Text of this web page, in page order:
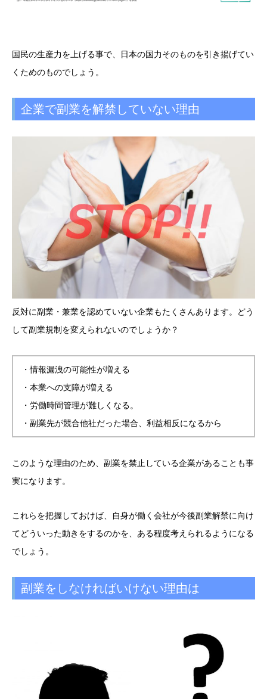
国民の生産力を上げる事で、日本の国力そのものを引き揚げてい
くためのものでしょう。
企業で副業を解禁していない理由
反対に副業・兼業を認めていない企業もたくさんあります。どう
して副業規制を変えられないのでしょうか？
・情報漏洩の可能性が増える
・本業への支障が増える
・労働時間管理が難しくなる。
・副業先が競合他社だった場合、利益相反になるから
このような理由のため、副業を禁止している企業があることも事
実になります。
これらを把握しておけば、自身が働く会社が今後副業解禁に向け
てどういった動きをするのかを、ある程度考えられるようになる
でしょう。
副業をしなければいけない理由は